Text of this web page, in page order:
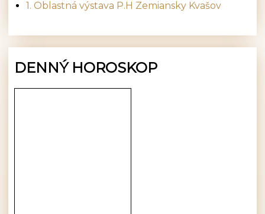
1. Oblastná výstava P.H Zemiansky Kvašov
DENNÝ HOROSKOP